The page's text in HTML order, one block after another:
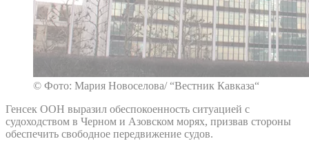
© Фото: Мария Новоселова/ “Вестник Кавказа“
Генсек ООН выразил обеспокоенность ситуацией с
судоходством в Черном и Азовском морях, призвав стороны
обеспечить свободное передвижение судов.